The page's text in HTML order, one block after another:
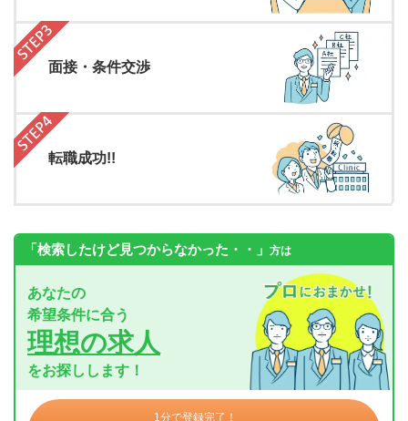
面接・条件交渉
転職成功!!
「検索したけど見つからなかった・・」 方は
あなたの
希望条件に合う
理想の求人
をお探しします！
1分で登録完了！